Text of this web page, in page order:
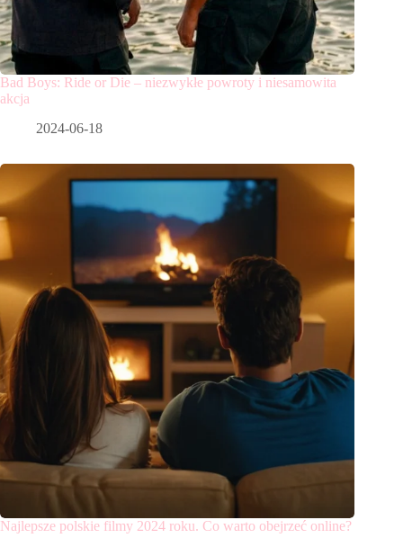
Bad Boys: Ride or Die – niezwykłe powroty i niesamowita
akcja
2024-06-18
Najlepsze polskie filmy 2024 roku. Co warto obejrzeć online?